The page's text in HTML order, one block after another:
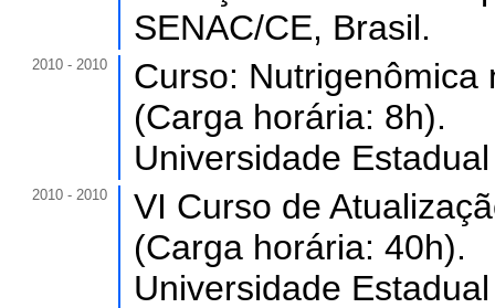
SENAC/CE, Brasil.
2010 - 2010
Curso: Nutrigenômica
(Carga horária: 8h).
Universidade
2010 - 2010
VI Curso de
(Carga horária: 40h).
Universidade